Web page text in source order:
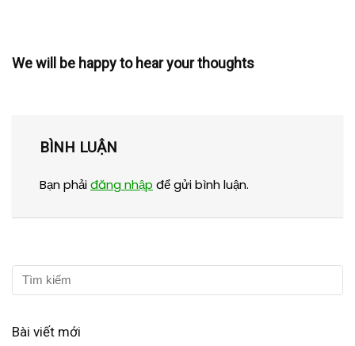
We will be happy to hear your thoughts
BÌNH LUẬN
Bạn phảiđăng nhập để gửi bình luận.
Bài viết mới